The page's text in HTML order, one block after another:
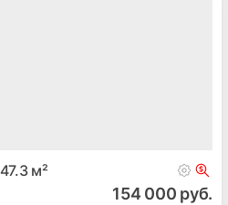
47.3м²
154 000 руб.